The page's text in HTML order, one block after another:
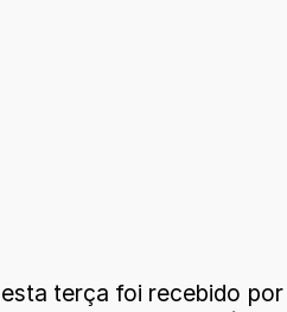
terça foi recebido